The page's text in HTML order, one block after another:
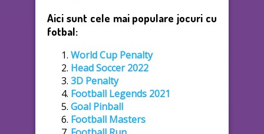
Aici sunt cele mai populare jocuri cu
fotbal:
World Cup Penalty
Head Soccer 2022
3D Penalty
Football Legends 2021
Goal Pinball
Football Masters